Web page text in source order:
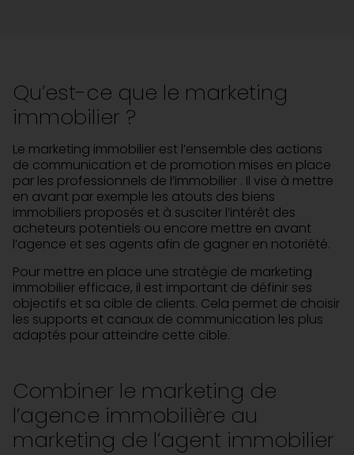
Qu’est-ce que le marketing
immobilier ?
Le marketing immobilier est l’ensemble des actions
de communication et de promotion mises en place
par les professionnels de l’immobilier . Il vise à mettre
en avant par exemple les atouts des biens
immobiliers proposés et à susciter l’intérêt des
acheteurs potentiels ou encore mettre en avant
l’agence et ses agents afin de gagner en notoriété.
Pour mettre en place une stratégie de marketing
immobilier efficace, il est important de définir ses
objectifs et sa cible de clients. Cela permet de choisir
les supports et canaux de communication les plus
adaptés pour atteindre cette cible.
Combiner le marketing de
l’agence immobilière au
marketing de l’agent immobilier